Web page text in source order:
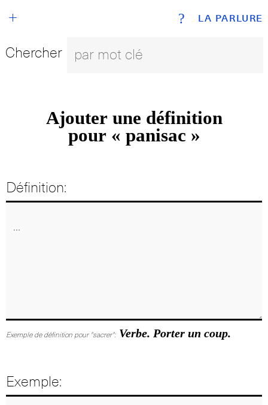
LA PARLURE
+ ?
Chercher
Ajouter une définition
pour « panisac »
Définition:
Exemple de définition pour "sacrer": Verbe. Porter un coup.
Exemple: